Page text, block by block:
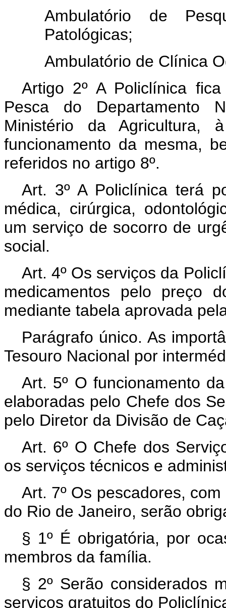
Ambulatório de
Patológicas;
Ambulatório de Clínica
Artigo 2º A Policlínica
Pesca do Departamento
Ministério da Agricultura,
funcionamento da mesma,
referidos no artigo 8º.
Art. 3º A Policlínica terá
médica, cirúrgica,
um serviço de socorro de
social.
Art. 4º Os serviços da
medicamentos pelo preço
mediante tabela aprovada
Parágrafo único. As
Tesouro Nacional por
Art. 5º O funcionamento
elaboradas pelo Chefe dos
pelo Diretor da Divisão de
Art. 6º O Chefe dos
os serviços técnicos e
Art. 7º Os pescadores,
do Rio de Janeiro, serão
§ 1º É obrigatória, por
membros da família.
§ 2º Serão considerados
serviços gratuitos do